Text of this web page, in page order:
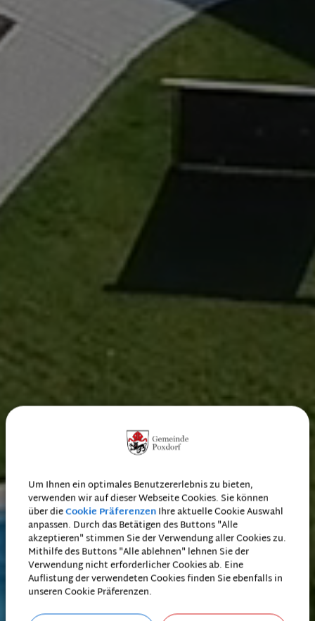
Um Ihnen ein optimales Benutzererlebnis zu bieten,
verwenden wir auf dieser Webseite Cookies. Sie können
über dieCookie PräferenzenIhre aktuelle Cookie Auswahl
anpassen. Durch das Betätigen des Buttons "Alle
akzeptieren" stimmen Sie der Verwendung aller Cookies zu.
Mithilfe des Buttons "Alle ablehnen" lehnen Sie der
Verwendung nicht erforderlicher Cookies ab. Eine
Auflistung der verwendeten Cookies finden Sie ebenfalls in
unseren Cookie Präferenzen.